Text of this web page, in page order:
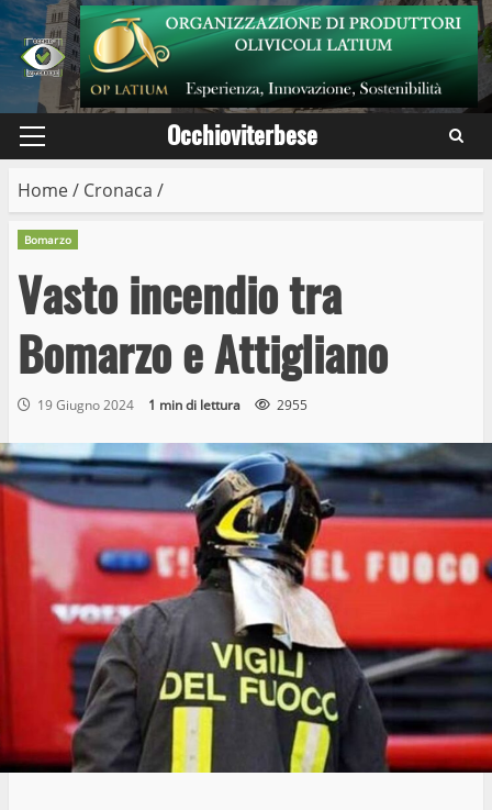
Skip
to
content
Primary
Occhioviterbese
Home/ Cronaca /
Bomarzo
Vasto incendio tra
Bomarzo e Attigliano
19 Giugno 2024 1 min di lettura 2955